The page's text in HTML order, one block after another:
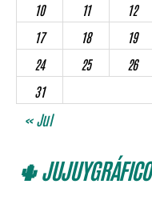
10
11 12
17
18 19
24
25 26
31
« Jul
🌵 JUJUYGRÁFICO